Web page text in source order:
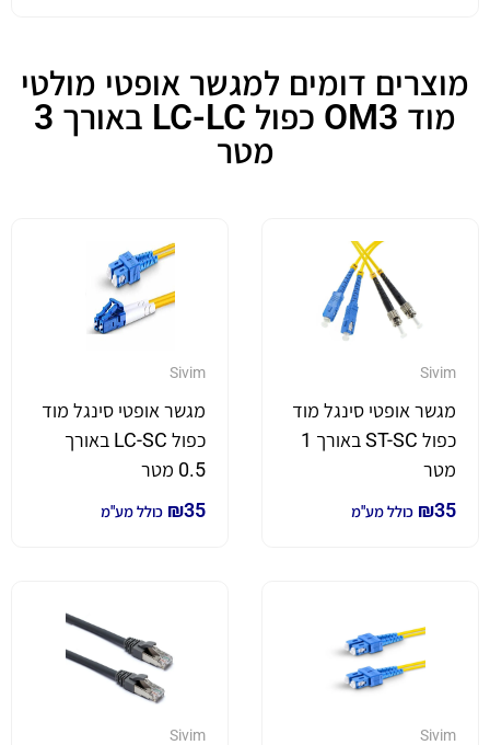
מוצרים דומים למגשר אופטי מולטי
מוד OM3 כפול LC-LC באורך 3
מטר
Sivim
מגשר אופטי סינגל מוד
כפול ST-SC באורך 1
מטר
₪35 כולל מע"מ
Sivim
מגשר אופטי סינגל מוד
כפול LC-SC באורך
0.5 מטר
₪35 כולל מע"מ
Sivim
Sivim